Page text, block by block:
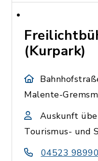
(Kurpark)
Malente-
Auskunft
Tourismus- und
04523 98990